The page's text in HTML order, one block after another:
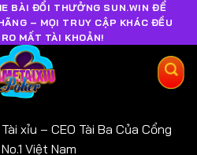
BÀI ĐỔI THƯỞNG SUN.WIN ĐỂ
– MỌI TRUY CẬP KHÁC ĐỀU
MẤT TÀI KHOẢN!
xỉu – CEO Tài Ba Của Cổng
Việt Nam